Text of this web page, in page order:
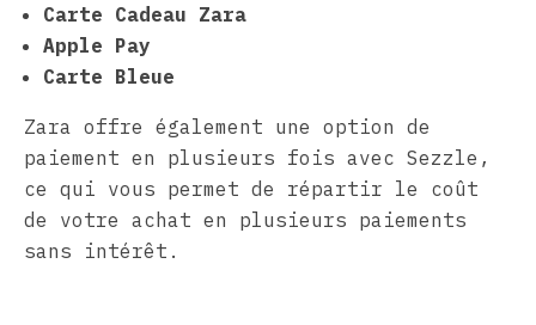
Carte Cadeau Zara
Apple Pay
Carte Bleue
Zara offre également une option de
paiement en plusieurs fois avec Sezzle,
ce qui vous permet de répartir le coût
de votre achat en plusieurs paiements
sans intérêt.